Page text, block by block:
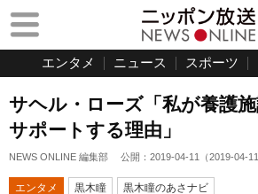
エンタメ ニュース スポーツ
サヘル・ローズ「私が養護
サポートする理由」
NEWS ONLINE 編集部 公開： 2019-04-11 （2019-04-11
エンタメ 黒木瞳 黒木瞳のあさナビ